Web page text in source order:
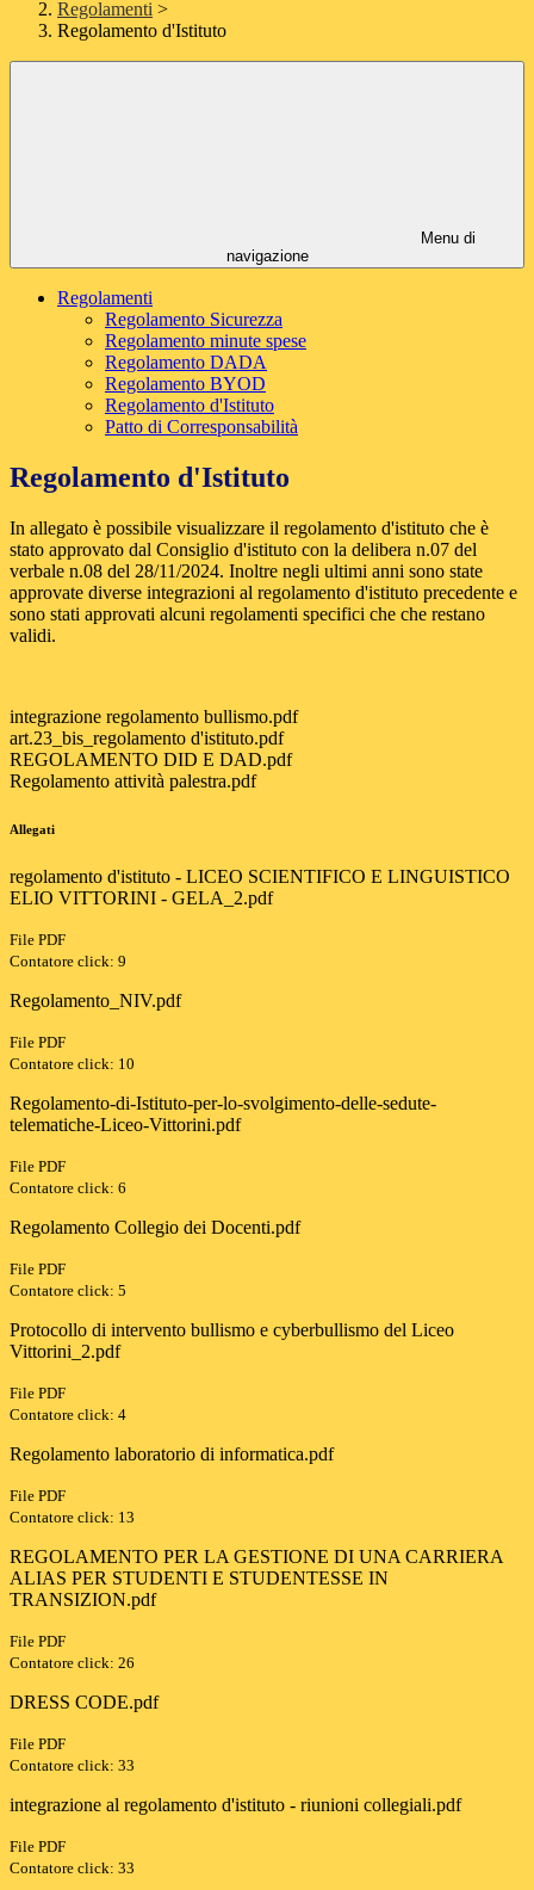
Regolamenti >
Regolamento d'Istituto
Menu di
navigazione
Regolamenti
Regolamento Sicurezza
Regolamento minute spese
Regolamento DADA
Regolamento BYOD
Regolamento d'Istituto
Patto di Corresponsabilità
Regolamento d'Istituto
In allegato è possibile visualizzare il regolamento d'istituto che è
stato approvato dal Consiglio d'istituto con la delibera n.07 del
verbale n.08 del 28/11/2024. Inoltre negli ultimi anni sono state
approvate diverse integrazioni al regolamento d'istituto precedente e
sono stati approvati alcuni regolamenti specifici che che restano
validi.
integrazione regolamento bullismo.pdf
art.23_bis_regolamento d'istituto.pdf
REGOLAMENTO DID E DAD.pdf
Regolamento attività palestra.pdf
Allegati
regolamento d'istituto - LICEO SCIENTIFICO E LINGUISTICO
ELIO VITTORINI - GELA_2.pdf
File PDF
Contatore click: 9
Regolamento_NIV.pdf
File PDF
Contatore click: 10
Regolamento-di-Istituto-per-lo-svolgimento-delle-sedute-
telematiche-Liceo-Vittorini.pdf
File PDF
Contatore click: 6
Regolamento Collegio dei Docenti.pdf
File PDF
Contatore click: 5
Protocollo di intervento bullismo e cyberbullismo del Liceo
Vittorini_2.pdf
File PDF
Contatore click: 4
Regolamento laboratorio di informatica.pdf
File PDF
Contatore click: 13
REGOLAMENTO PER LA GESTIONE DI UNA CARRIERA
ALIAS PER STUDENTI E STUDENTESSE IN
TRANSIZION.pdf
File PDF
Contatore click: 26
DRESS CODE.pdf
File PDF
Contatore click: 33
integrazione al regolamento d'istituto - riunioni collegiali.pdf
File PDF
Contatore click: 33